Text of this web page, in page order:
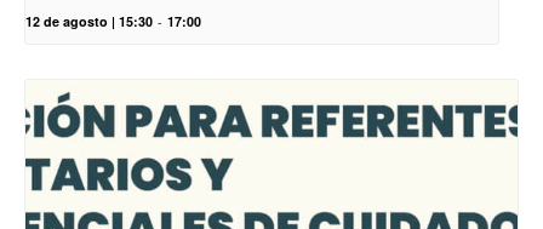
12 de agosto | 15:30 - 17:00